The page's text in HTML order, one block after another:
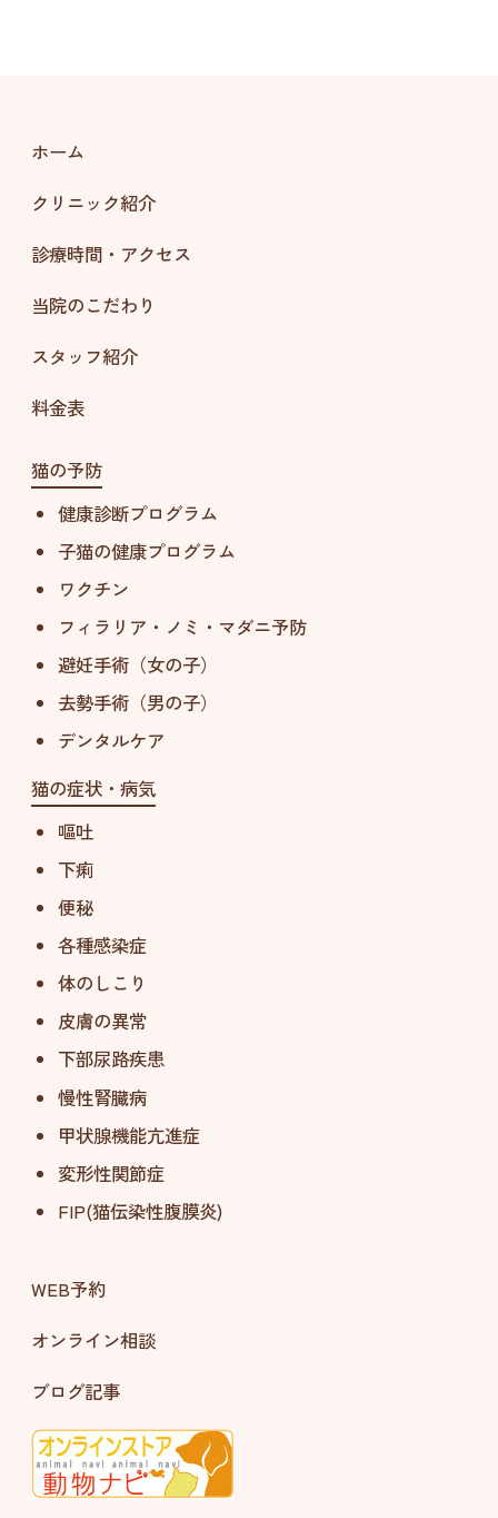
ホーム
クリニック紹介
診療時間・アクセス
当院のこだわり
スタッフ紹介
料金表
猫の予防
健康診断プログラム
子猫の健康プログラム
ワクチン
フィラリア・ノミ・マダニ予防
避妊手術（女の子）
去勢手術（男の子）
デンタルケア
猫の症状・病気
嘔吐
下痢
便秘
各種感染症
体のしこり
皮膚の異常
下部尿路疾患
慢性腎臓病
甲状腺機能亢進症
変形性関節症
FIP(猫伝染性腹膜炎)
WEB予約
オンライン相談
ブログ記事